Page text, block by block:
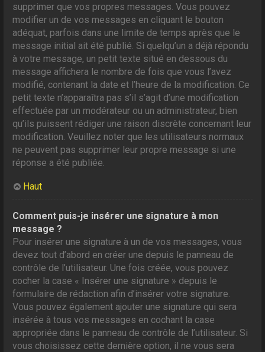
supprimer que vos propres messages. Vous pouvez
modifier un de vos messages en cliquant le bouton
adéquat, parfois dans une limite de temps après que le
message initial ait été publié. Si quelqu’un a déjà répondu
à votre message, un petit texte situé en dessous du
message affichera le nombre de fois que vous l’avez
modifié, contenant la date et l’heure de la modification. Ce
petit texte n’apparaîtra pas s’il s’agit d’une modification
effectuée par un modérateur ou un administrateur, bien
qu’ils puissent rédiger une raison discrète concernant leur
modification. Veuillez noter que les utilisateurs normaux
ne peuvent pas supprimer leur propre message si une
réponse a été publiée.
Haut
Comment puis-je insérer une signature à mon
message ?
Pour insérer une signature à un de vos messages, vous
devez tout d’abord en créer une depuis le panneau de
contrôle de l’utilisateur. Une fois créée, vous pouvez
cocher la case « Insérer une signature » depuis le
formulaire de rédaction afin d’insérer votre signature.
Vous pouvez également ajouter une signature qui sera
insérée à tous vos messages en cochant la case
appropriée dans le panneau de contrôle de l’utilisateur. Si
vous choisissez cette dernière option, il ne vous sera